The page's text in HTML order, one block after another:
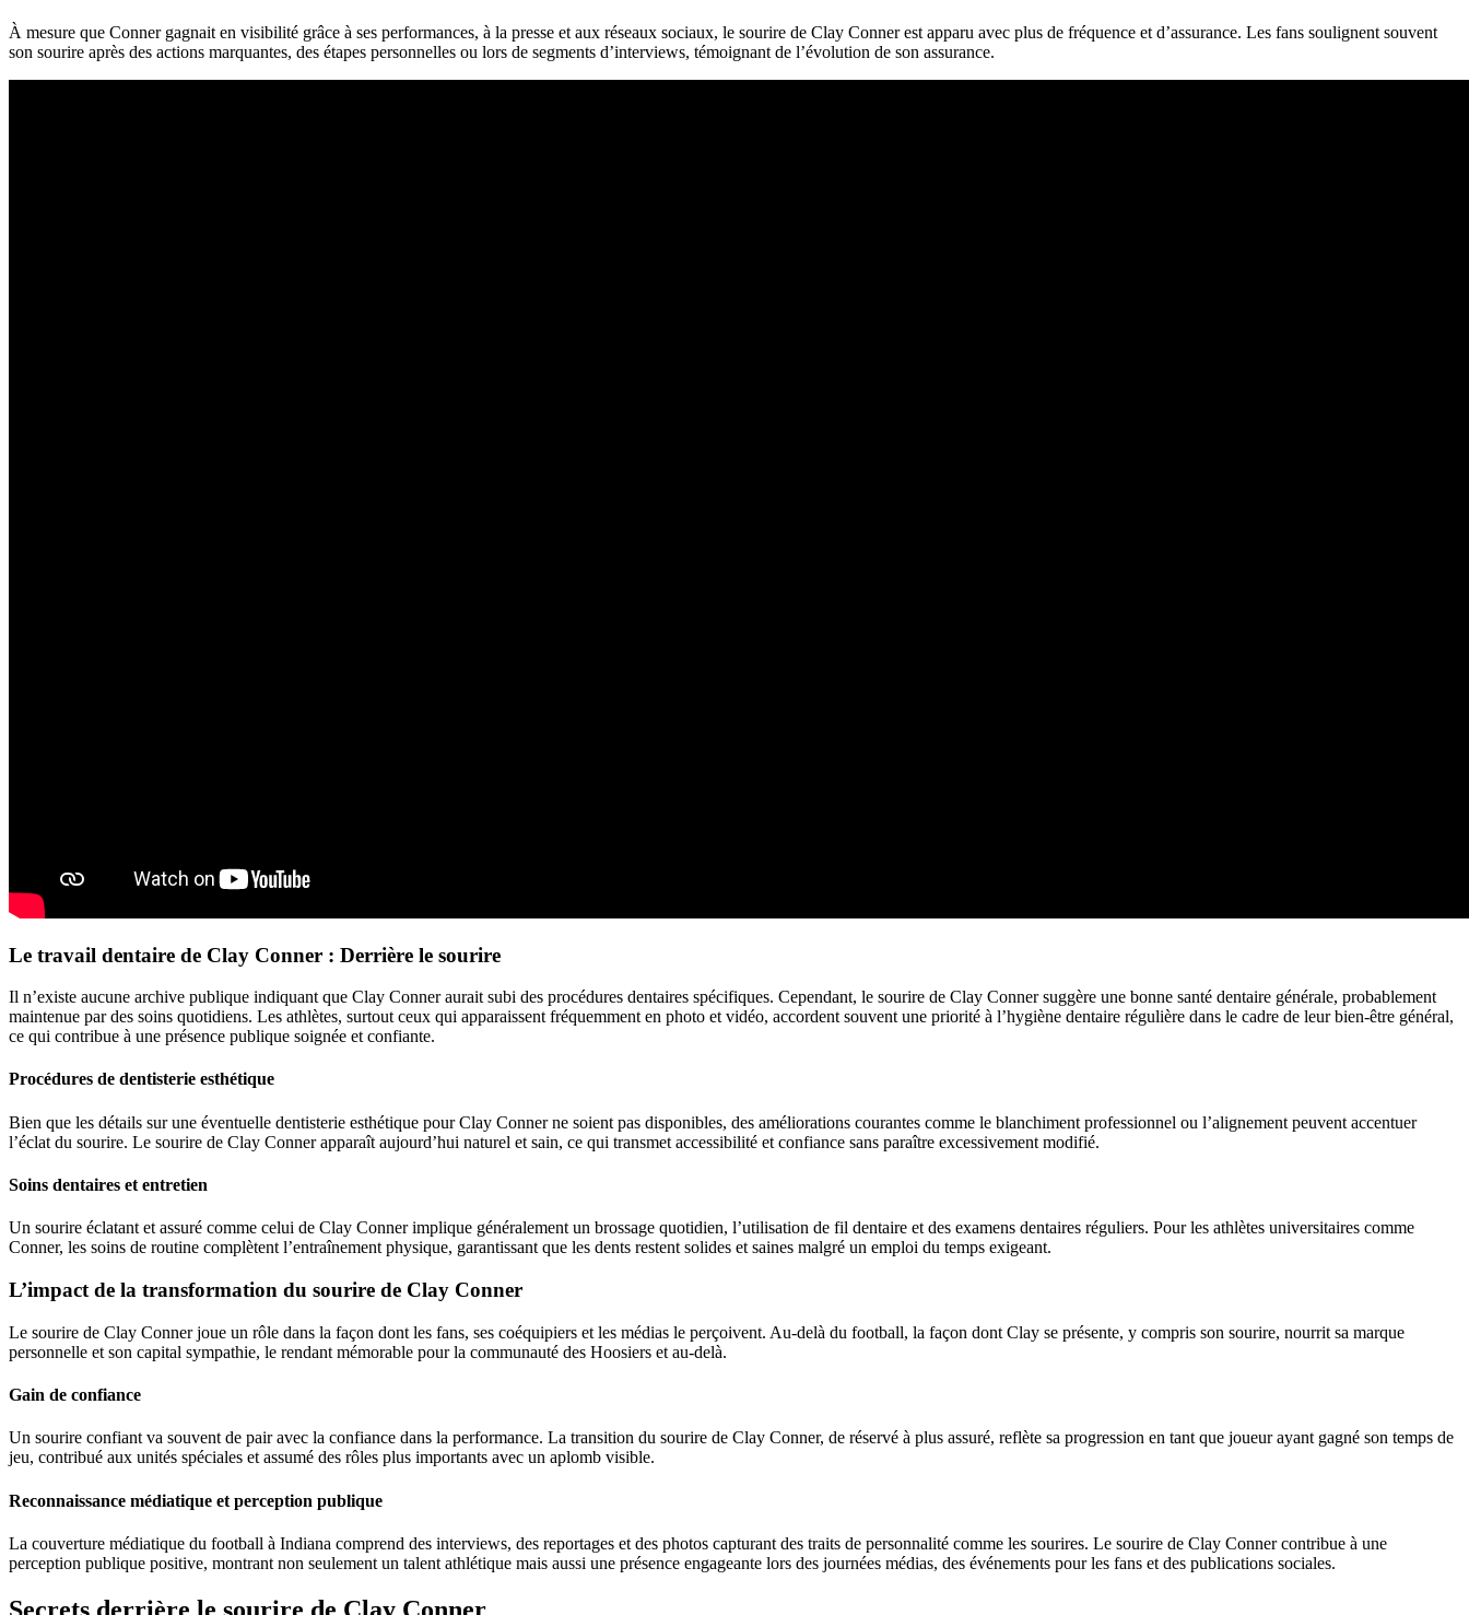
À mesure que Conner gagnait en visibilité grâce à ses performances, à la presse et aux réseaux sociaux, le sourire de Clay Conner est apparu avec plus de fréquence et d’assurance. Les fans soulignent souvent
son sourire après des actions marquantes, des étapes personnelles ou lors de segments d’interviews, témoignant de l’évolution de son assurance.
Le travail dentaire de Clay Conner : Derrière le sourire
Il n’existe aucune archive publique indiquant que Clay Conner aurait subi des procédures dentaires spécifiques. Cependant, le sourire de Clay Conner suggère une bonne santé dentaire générale, probablement
maintenue par des soins quotidiens. Les athlètes, surtout ceux qui apparaissent fréquemment en photo et vidéo, accordent souvent une priorité à l’hygiène dentaire régulière dans le cadre de leur bien-être général,
ce qui contribue à une présence publique soignée et confiante.
Procédures de dentisterie esthétique
Bien que les détails sur une éventuelle dentisterie esthétique pour Clay Conner ne soient pas disponibles, des améliorations courantes comme le blanchiment professionnel ou l’alignement peuvent accentuer
l’éclat du sourire. Le sourire de Clay Conner apparaît aujourd’hui naturel et sain, ce qui transmet accessibilité et confiance sans paraître excessivement modifié.
Soins dentaires et entretien
Un sourire éclatant et assuré comme celui de Clay Conner implique généralement un brossage quotidien, l’utilisation de fil dentaire et des examens dentaires réguliers. Pour les athlètes universitaires comme
Conner, les soins de routine complètent l’entraînement physique, garantissant que les dents restent solides et saines malgré un emploi du temps exigeant.
L’impact de la transformation du sourire de Clay Conner
Le sourire de Clay Conner joue un rôle dans la façon dont les fans, ses coéquipiers et les médias le perçoivent. Au-delà du football, la façon dont Clay se présente, y compris son sourire, nourrit sa marque
personnelle et son capital sympathie, le rendant mémorable pour la communauté des Hoosiers et au-delà.
Gain de confiance
Un sourire confiant va souvent de pair avec la confiance dans la performance. La transition du sourire de Clay Conner, de réservé à plus assuré, reflète sa progression en tant que joueur ayant gagné son temps de
jeu, contribué aux unités spéciales et assumé des rôles plus importants avec un aplomb visible.
Reconnaissance médiatique et perception publique
La couverture médiatique du football à Indiana comprend des interviews, des reportages et des photos capturant des traits de personnalité comme les sourires. Le sourire de Clay Conner contribue à une
perception publique positive, montrant non seulement un talent athlétique mais aussi une présence engageante lors des journées médias, des événements pour les fans et des publications sociales.
Secrets derrière le sourire de Clay Conner